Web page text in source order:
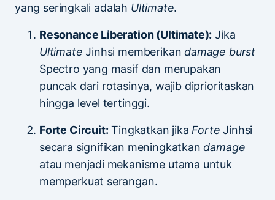
yang seringkali adalah Ultimate.
Resonance Liberation (Ultimate): Jika
Ultimate Jinhsi memberikandamage burst
Spectro yang masif dan merupakan
puncak dari rotasinya, wajib diprioritaskan
hingga level tertinggi.
Forte Circuit: Tingkatkan jika Forte Jinhsi
secara signifikan meningkatkandamage
atau menjadi mekanisme utama untuk
memperkuat serangan.